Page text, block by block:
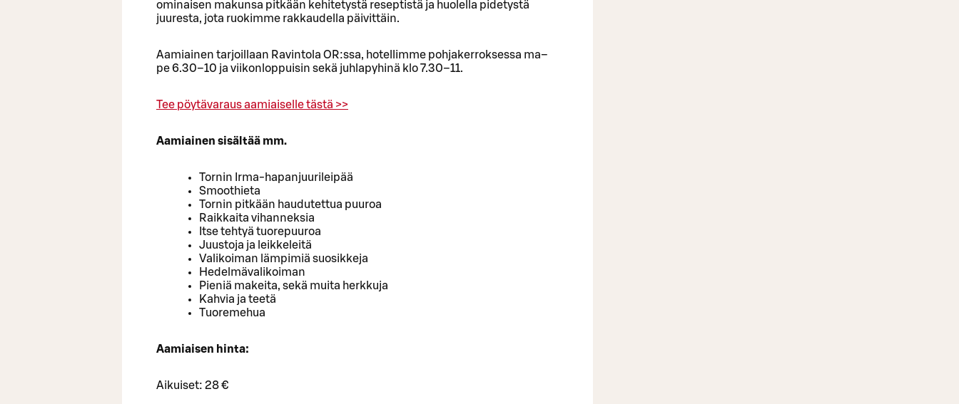
ominaisen makunsa pitkään kehitetystä reseptistä ja huolella pidetystä
juuresta, jota ruokimme rakkaudella päivittäin.
Aamiainen tarjoillaan Ravintola OR:ssa, hotellimme pohjakerroksessa ma–
pe 6.30–10 ja viikonloppuisin sekä juhlapyhinä klo 7.30–11.
Tee pöytävaraus aamiaiselle tästä >>
Aamiainen sisältää mm.
Tornin Irma-hapanjuurileipää
Smoothieta
Tornin pitkään haudutettua puuroa
Raikkaita vihanneksia
Itse tehtyä tuorepuuroa
Juustoja ja leikkeleitä
Valikoiman lämpimiä suosikkeja
Hedelmävalikoiman
Pieniä makeita, sekä muita herkkuja
Kahvia ja teetä
Tuoremehua
Aamiaisen hinta:
Aikuiset: 28 €